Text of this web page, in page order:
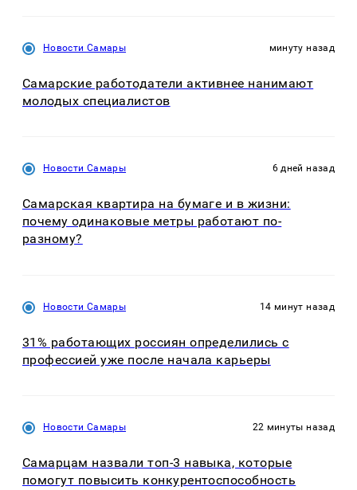
Новости Самары минуту назад
Самарские работодатели активнее нанимают
молодых специалистов
Новости Самары 6 дней назад
Самарская квартира на бумаге и в жизни:
почему одинаковые метры работают по-
разному?
Новости Самары 14 минут назад
31% работающих россиян определились с
профессией уже после начала карьеры
Новости Самары 22 минуты назад
Самарцам назвали топ-3 навыка, которые
помогут повысить конкурентоспособность